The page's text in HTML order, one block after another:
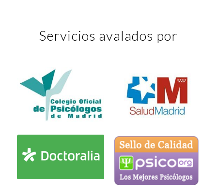
Servicios avalados por